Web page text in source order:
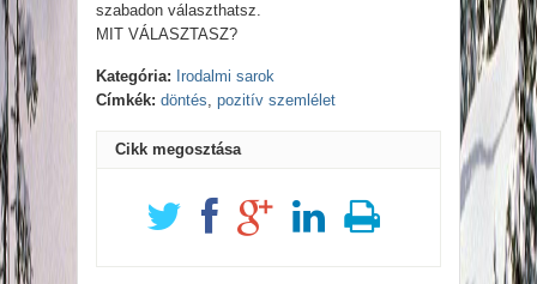
szabadon választhatsz.
MIT VÁLASZTASZ?
Kategória: Irodalmi sarok
Címkék: döntés, pozitív szemlélet
Cikk megosztása